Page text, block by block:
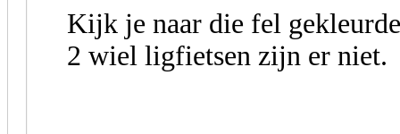
Kijk je naar die fel
2 wiel ligfietsen zijn er niet.